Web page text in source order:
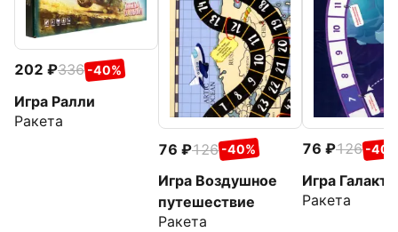
202 336 -40%
Игра Ралли
Ракета
76 126 -40%
Игра Воздушное
путешествие
Ракета
76 126 -
Игра
Ракета